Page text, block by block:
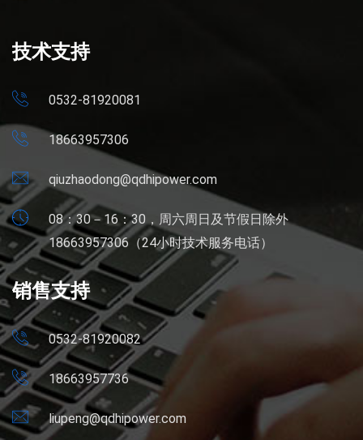
技术支持
0532-81920081
18663957306
qiuzhaodong@qdhipower.com
08：30－16：30，周六周日及节假日除外
18663957306（24小时技术服务电话）
销售支持
0532-81920082
18663957736
liupeng@qdhipower.com